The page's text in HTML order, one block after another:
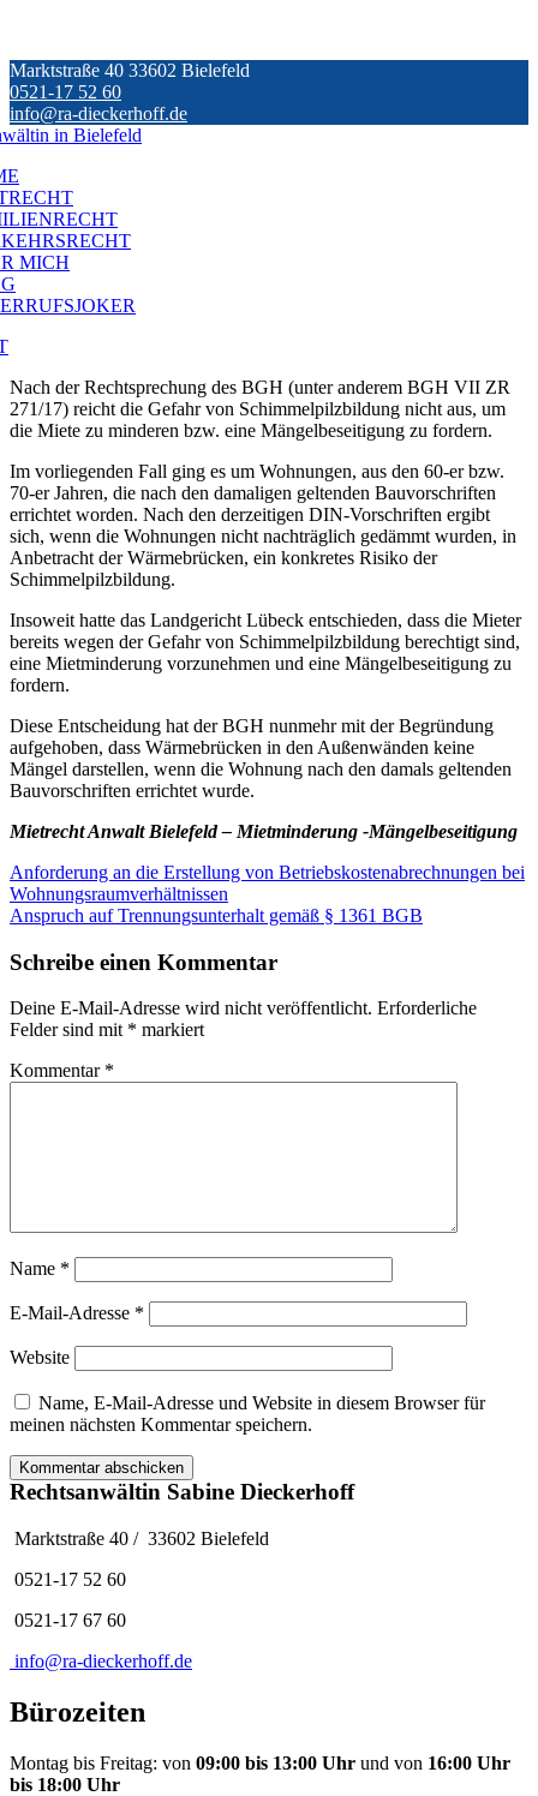
Skip
to
content
Marktstraße 40 33602 Bielefeld
0521-17 52 60
info@ra-dieckerhoff.de
MICH
Nach der Rechtsprechung des BGH (unter anderem BGH VII ZR
271/17) reicht die Gefahr von Schimmelpilzbildung nicht aus, um
die Miete zu minderen bzw. eine Mängelbeseitigung zu fordern.
Im vorliegenden Fall ging es um Wohnungen, aus den 60-er bzw.
70-er Jahren, die nach den damaligen geltenden Bauvorschriften
errichtet worden. Nach den derzeitigen DIN-Vorschriften ergibt
sich, wenn die Wohnungen nicht nachträglich gedämmt wurden, in
Anbetracht der Wärmebrücken, ein konkretes Risiko der
Schimmelpilzbildung.
Insoweit hatte das Landgericht Lübeck entschieden, dass die Mieter
bereits wegen der Gefahr von Schimmelpilzbildung berechtigt sind,
eine Mietminderung vorzunehmen und eine Mängelbeseitigung zu
fordern.
Diese Entscheidung hat der BGH nunmehr mit der Begründung
aufgehoben, dass Wärmebrücken in den Außenwänden keine
Mängel darstellen, wenn die Wohnung nach den damals geltenden
Bauvorschriften errichtet wurde.
Mietrecht Anwalt Bielefeld – Mietminderung -Mängelbeseitigung
Beitragsnavigation
Anforderung an die Erstellung von Betriebskostenabrechnungen bei
Wohnungsraumverhältnissen
Anspruch auf Trennungsunterhalt gemäß § 1361 BGB
Schreibe einen Kommentar
Deine E-Mail-Adresse wird nicht veröffentlicht. Erforderliche
Felder sind mit * markiert
Kommentar *
Name *
E-Mail-Adresse *
Website
Name, E-Mail-Adresse und Website in diesem Browser für
meinen nächsten Kommentar speichern.
Rechtsanwältin Sabine Dieckerhoff
Marktstraße 40 / 33602 Bielefeld
0521-17 52 60
0521-17 67 60
info@ra-dieckerhoff.de
Bürozeiten
Montag bis Freitag: von 09:00 bis 13:00 Uhr und von 16:00 Uhr
bis 18:00 Uhr